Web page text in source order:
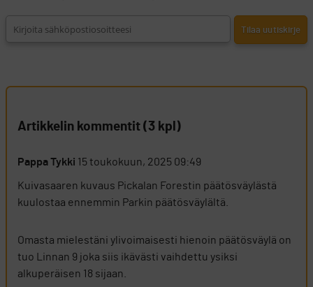
Artikkelin kommentit (3 kpl)
Pappa Tykki 15 toukokuun, 2025 09:49
Kuivasaaren kuvaus Pickalan Forestin päätösväylästä
kuulostaa ennemmin Parkin päätösväylältä.
Omasta mielestäni ylivoimaisesti hienoin päätösväylä on
tuo Linnan 9 joka siis ikävästi vaihdettu ysiksi
alkuperäisen 18 sijaan.